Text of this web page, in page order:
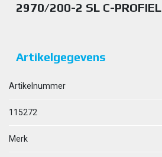
2970/200-2 SL C-PROFIEL
Artikelgegevens
Artikelnummer
115272
Merk